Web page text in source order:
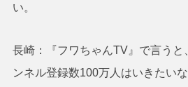
い。
長崎：『フワちゃんTV』で言うと
ンネル登録数100万人はいきたい